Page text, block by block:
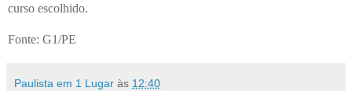
curso escolhido.
Fonte: G1/PE
Paulista em 1 Lugar às 12:40